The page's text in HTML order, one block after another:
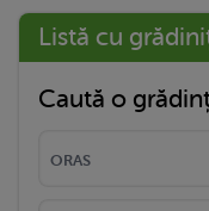
Listă cu
Caută o